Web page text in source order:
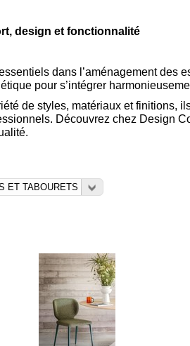
design et fonctionnalité
dans l’aménagement des
pour s’intégrer
de styles, matériaux et finitions,
Découvrez chez Design